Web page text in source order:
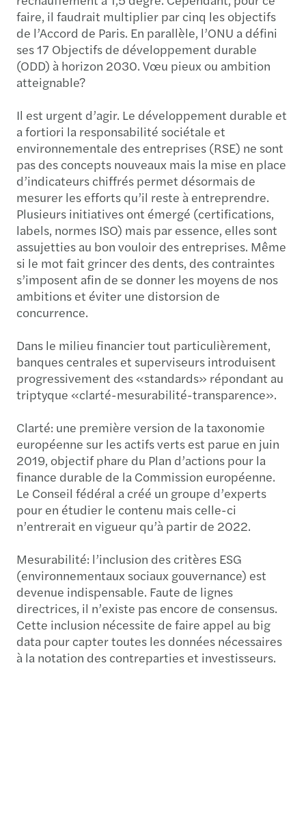
faire, il faudrait multiplier par cinq les objectifs
de l’Accord de Paris. En parallèle, l’ONU a défini
ses 17 Objectifs de développement durable
(ODD) à horizon 2030. Vœu pieux ou ambition
atteignable?
Il est urgent d’agir. Le développement durable et
a fortiori la responsabilité sociétale et
environnementale des entreprises (RSE) ne sont
pas des concepts nouveaux mais la mise en place
d’indicateurs chiffrés permet désormais de
mesurer les efforts qu’il reste à entreprendre.
Plusieurs initiatives ont émergé (certifications,
labels, normes ISO) mais par essence, elles sont
assujetties au bon vouloir des entreprises. Même
si le mot fait grincer des dents, des contraintes
s’imposent afin de se donner les moyens de nos
ambitions et éviter une distorsion de
concurrence.
Dans le milieu financier tout particulièrement,
banques centrales et superviseurs introduisent
progressivement des «standards» répondant au
triptyque «clarté-mesurabilité-transparence».
Clarté: une première version de la taxonomie
européenne sur les actifs verts est parue en juin
2019, objectif phare du Plan d’actions pour la
finance durable de la Commission européenne.
Le Conseil fédéral a créé un groupe d’experts
pour en étudier le contenu mais celle-ci
n’entrerait en vigueur qu’à partir de 2022.
Mesurabilité: l’inclusion des critères ESG
(environnementaux sociaux gouvernance) est
devenue indispensable. Faute de lignes
directrices, il n’existe pas encore de consensus.
Cette inclusion nécessite de faire appel au big
data pour capter toutes les données nécessaires
à la notation des contreparties et investisseurs.